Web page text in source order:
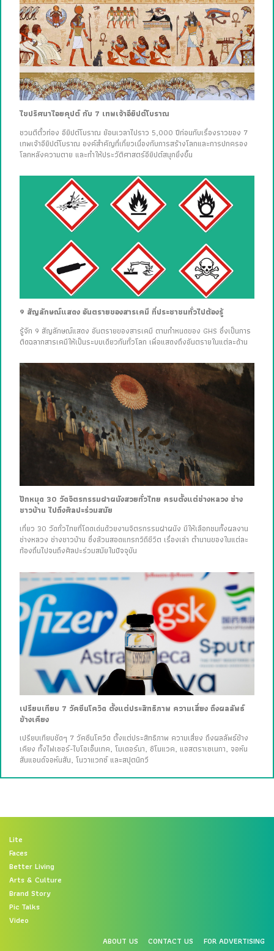
ไขปริศนาไอยคุปต์ กับ 7 เทพเจ้าอียิปต์โบราณ
ชวนตีตั๋วท่อง อียิปต์โบราณ ย้อนเวลาไปราว 5,000 ปีก่อนกับเรื่องราวของ 7
เทพเจ้าอียิปต์โบราณ องค์สำคัญที่เกี่ยวเนื่องกับการสร้างโลกและการปกครอง
โลกหลังความตาย และทำให้ประวัติศาสตร์อียิปต์สนุกยิ่งขึ้น
9 สัญลักษณ์แสดง อันตรายของสารเคมี ที่ประชาชนทั่วไปต้องรู้
รู้จัก 9 สัญลักษณ์แสดง อันตรายของสารเคมี ตามกำหนดของ GHS ซึ่งเป็นการ
ติดฉลากสารเคมีให้เป็นระบบเดียวกันทั่วโลก เพื่อแสดงถึงอันตรายในแต่ละด้าน
ปักหมุด 30 วัดจิตรกรรมฝาผนังสวยทั่วไทย ครบตั้งแต่ช่างหลวง ช่าง
ชาวบ้าน ไปถึงศิลปะร่วมสมัย
เที่ยว 30 วัดทั่วไทยที่โดดเด่นด้วยงานจิตรกรรมฝาผนัง มีให้เลือกชมทั้งผลงาน
ช่างหลวง ช่างชาวบ้าน ซึ่งล้วนสอดแทรกวิถีชีวิต เรื่องเล่า ตำนานของในแต่ละ
ท้องถิ่นไปจนถึงศิลปะร่วมสมัยในปัจจุบัน
เปรียบเทียบ 7 วัคซีนโควิด ตั้งแต่ประสิทธิภาพ ความเสี่ยง ถึงผลลัพธ์
ข้างเคียง
เปรียบเทียบชัดๆ 7 วัคซีนโควิด ตั้งแต่ประสิทธิภาพ ความเสี่ยง ถึงผลลัพธ์ข้าง
เคียง ทั้งไฟเซอร์-ไบโอเอ็นเทค, โมเดอร์นา, ซิโนแวค, แอสตราเซเนกา, จอห์น
สันแอนด์จอห์นสัน, โนวาแวกซ์ และสปุตนิกวี
Lite
Faces
Better Living
Arts & Culture
Brand Story
Pic Talks
Video
ABOUT US
CONTACT US FOR ADVERTISING